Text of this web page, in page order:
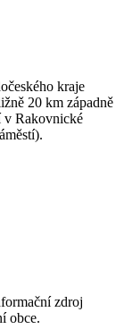
kraje
20 km západně
v Rakovnické
zdroj
obce.